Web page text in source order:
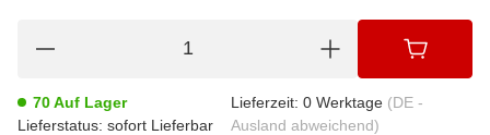
70 Auf Lager
Lieferstatus: sofort Lieferbar
Lieferzeit: 0 Werktage (DE -
Ausland abweichend)